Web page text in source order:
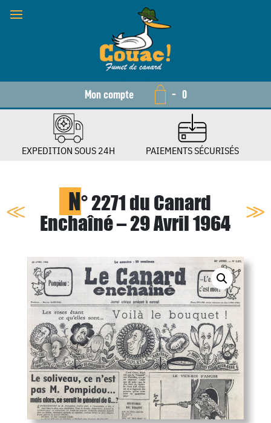
Mon compte - 0
EXPEDITION SOUS 24H PAIEMENTS SÉCURISÉS
N° 2271 du Canard
Enchaîné – 29 Avril 1964